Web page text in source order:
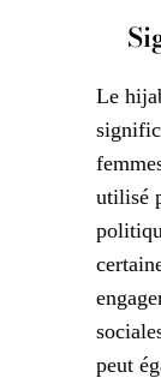
Le
utilisé
peut